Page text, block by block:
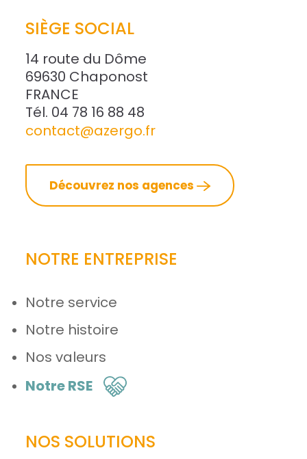
SIÈGE SOCIAL
14 route du Dôme
69630 Chaponost
FRANCE
Tél. 04 78 16 88 48
contact@azergo.fr
Découvrez nos agences
NOTRE ENTREPRISE
Notre service
Notre histoire
Nos valeurs
Notre RSE
NOS SOLUTIONS